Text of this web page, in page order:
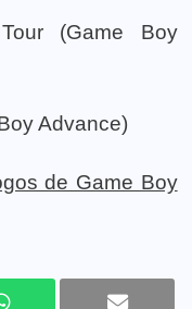
(Game Boy
Advance)
de Game Boy